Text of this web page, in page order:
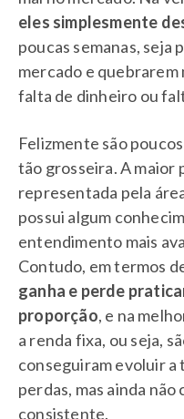
eles simplesmente
poucas semanas, seja
mercado e
falta de dinheiro ou
Felizmente são
tão grosseira. A maior
representada pela
possui algum
entendimento mais
Contudo, em termos
ganha e perde
proporção, e na
a renda fixa, ou seja,
conseguiram evoluir
perdas, mas ainda
consistente.